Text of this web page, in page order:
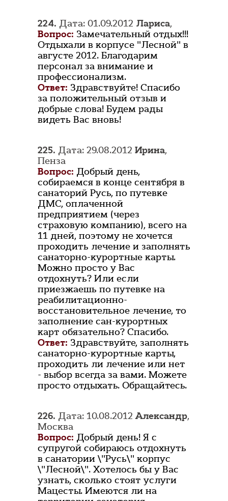
224. Дата: 01.09.2012 Лариса,
Вопрос: Замечательный отдых!!!
Отдыхали в корпусе "Лесной" в
августе 2012. Благодарим
персонал за внимание и
профессионализм.
Ответ: Здравствуйте! Спасибо
за положительный отзыв и
добрые слова! Будем рады
видеть Вас вновь!
225. Дата: 29.08.2012 Ирина,
Пенза
Вопрос: Добрый день,
собираемся в конце сентября в
санаторий Русь, по путевке
ДМС, оплаченной
предприятием (через
страховую компанию), всего на
11 дней, поэтому не хочется
проходить лечение и заполнять
санаторно-курортные карты.
Можно просто у Вас
отдохнуть? Или если
приезжаешь по путевке на
реабилитационно-
восстановительное лечение, то
заполнение сан-курортных
карт обязательно? Спасибо.
Ответ: Здравствуйте, заполнять
санаторно-курортные карты,
проходить ли лечение или нет
- выбор всегда за вами. Можете
просто отдыхать. Обращайтесь.
226. Дата: 10.08.2012Александр,
Москва
Вопрос: Добрый день! Я с
супругой собираюсь отдохнуть
в санатории \"Русь\" корпус
\"Лесной\". Хотелось бы у Вас
узнать, сколько стоят услуги
Мацесты. Имеются ли на